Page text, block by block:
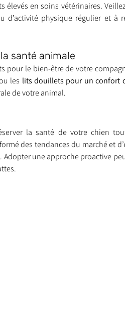
élevés en soins vétérinaires.
physique régulier et à
santé animale
pour le bien-être de votre
les lits douillets pour un confort
de votre animal.
la santé de votre chien
des tendances du marché et
une approche proactive